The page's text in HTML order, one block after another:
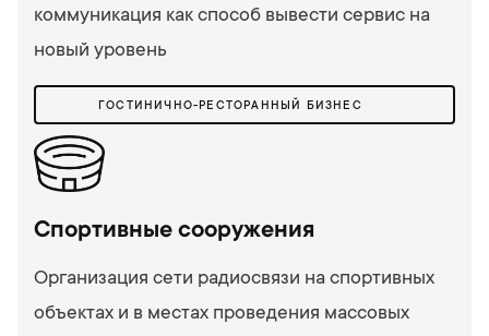
коммуникация как способ вывести сервис на
новый уровень
ГОСТИНИЧНО-РЕСТОРАННЫЙ БИЗНЕС
Спортивные сооружения
Организация сети радиосвязи на спортивных
объектах и ​​в местах проведения массовых